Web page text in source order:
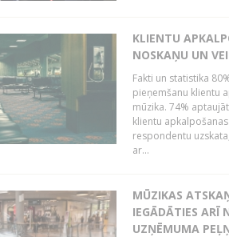
KLIENTU
NOSKAŅU UN
Fakti un statistika
pieņemšanu klientu
mūzika. 74%
klientu
respondentu
ar...
MŪZIKAS
IEGĀDĀTIES ARĪ
UZŅĒMUMA